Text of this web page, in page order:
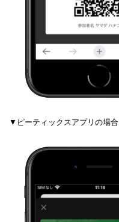
▼ピーティックスアプリの場合